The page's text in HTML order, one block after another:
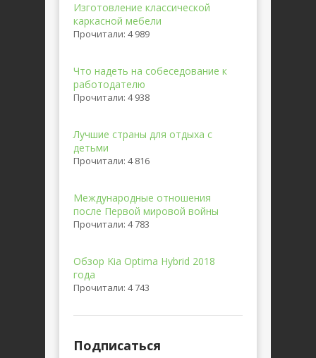
Изготовление классической
каркасной мебели
Прочитали: 4 989
Что надеть на собеседование к
работодателю
Прочитали: 4 938
Лучшие страны для отдыха с
детьми
Прочитали: 4 816
Международные отношения
после Первой мировой войны
Прочитали: 4 783
Обзор Kia Optima Hybrid 2018
года
Прочитали: 4 743
Подписаться